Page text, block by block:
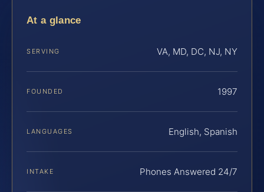
At a glance
SERVING VA, MD, DC, NJ, NY
FOUNDED 1997
LANGUAGES English, Spanish
INTAKE Phones Answered 24/7